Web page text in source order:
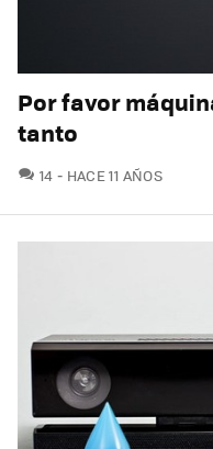
Por favor
tanto
14 COMENTARIOS
HACE 11 AÑOS